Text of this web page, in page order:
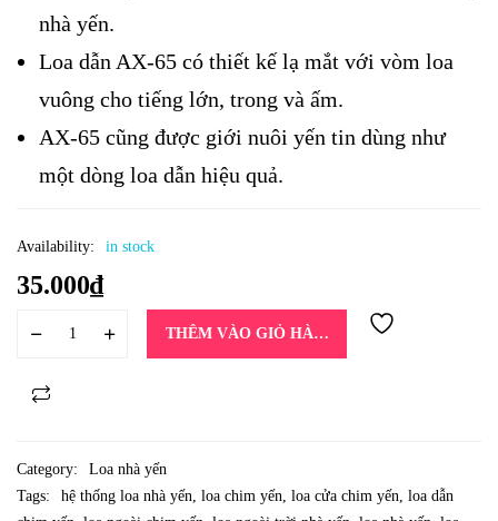
nhà yến.
Loa dẫn AX-65 có thiết kế lạ mắt với vòm loa
vuông cho tiếng lớn, trong và ấm.
AX-65 cũng được giới nuôi yến tin dùng như
một dòng loa dẫn hiệu quả.
Availability: in stock
35.000₫
THÊM VÀO GIỎ HÀNG
Category:
Loa nhà yến
Tags:
hệ thống loa nhà yến, loa chim yến, loa cửa chim yến, loa dẫn